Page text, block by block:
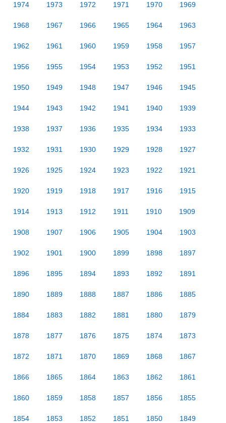
1974 1973 1972 1971 1970 1969
1968 1967 1966 1965 1964 1963
1962 1961 1960 1959 1958 1957
1956 1955 1954 1953 1952 1951
1950 1949 1948 1947 1946 1945
1944 1943 1942 1941 1940 1939
1938 1937 1936 1935 1934 1933
1932 1931 1930 1929 1928 1927
1926 1925 1924 1923 1922 1921
1920 1919 1918 1917 1916 1915
1914 1913 1912 1911 1910 1909
1908 1907 1906 1905 1904 1903
1902 1901 1900 1899 1898 1897
1896 1895 1894 1893 1892 1891
1890 1889 1888 1887 1886 1885
1884 1883 1882 1881 1880 1879
1878 1877 1876 1875 1874 1873
1872 1871 1870 1869 1868 1867
1866 1865 1864 1863 1862 1861
1860 1859 1858 1857 1856 1855
1854 1853 1852 1851 1850 1849